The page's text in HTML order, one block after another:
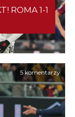
ROMA 1-1
5 komentarzy